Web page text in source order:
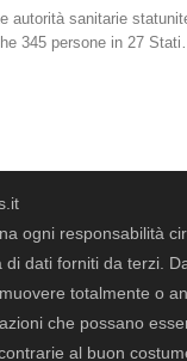
autorità sanitarie
345 persone in 27 Stati…
ogni responsabilità
dati forniti da terzi.
totalmente o
che possano
al buon